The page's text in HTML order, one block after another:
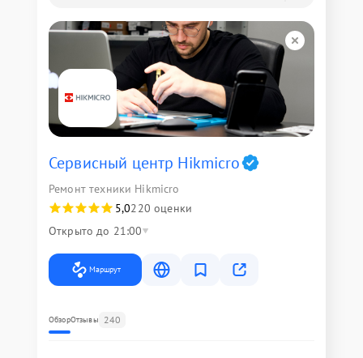
Сервисный центр Hikmicro
Ремонт техники Hikmicro
5,0220 оценки
Открыто до 21:00
Маршрут
ОбзорОтзывы 240